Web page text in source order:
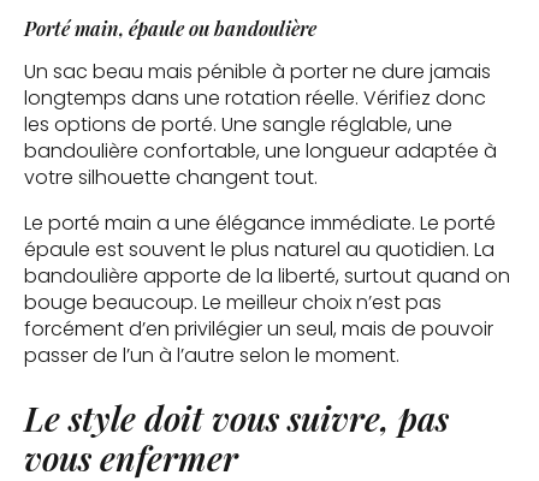
Porté main, épaule ou bandoulière
Un sac beau mais pénible à porter ne dure jamais
longtemps dans une rotation réelle. Vérifiez donc
les options de porté. Une sangle réglable, une
bandoulière confortable, une longueur adaptée à
votre silhouette changent tout.
Le porté main a une élégance immédiate. Le porté
épaule est souvent le plus naturel au quotidien. La
bandoulière apporte de la liberté, surtout quand on
bouge beaucoup. Le meilleur choix n’est pas
forcément d’en privilégier un seul, mais de pouvoir
passer de l’un à l’autre selon le moment.
Le style doit vous suivre, pas
vous enfermer